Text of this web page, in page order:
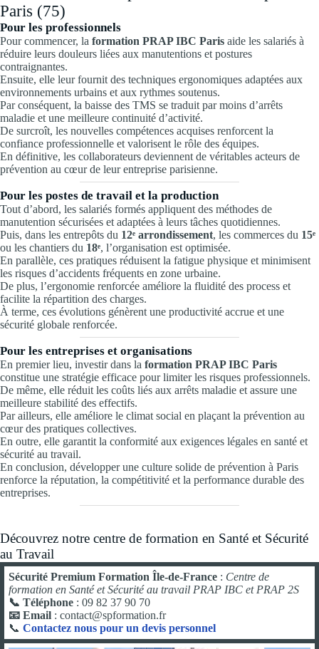
Paris (75)
Pour les professionnels
Pour commencer, la formation PRAP IBC Paris aide les salariés à
réduire leurs douleurs liées aux manutentions et postures
contraignantes.
Ensuite, elle leur fournit des techniques ergonomiques adaptées aux
environnements urbains et aux rythmes soutenus.
Par conséquent, la baisse des TMS se traduit par moins d’arrêts
maladie et une meilleure continuité d’activité.
De surcroît, les nouvelles compétences acquises renforcent la
confiance professionnelle et valorisent le rôle des équipes.
En définitive, les collaborateurs deviennent de véritables acteurs de
prévention au cœur de leur entreprise parisienne.
Pour les postes de travail et la production
Tout d’abord, les salariés formés appliquent des méthodes de
manutention sécurisées et adaptées à leurs tâches quotidiennes.
Puis, dans les entrepôts du 12ᵉ arrondissement, les commerces du 15ᵉ
ou les chantiers du 18ᵉ, l’organisation est optimisée.
En parallèle, ces pratiques réduisent la fatigue physique et minimisent
les risques d’accidents fréquents en zone urbaine.
De plus, l’ergonomie renforcée améliore la fluidité des process et
facilite la répartition des charges.
À terme, ces évolutions génèrent une productivité accrue et une
sécurité globale renforcée.
Pour les entreprises et organisations
En premier lieu, investir dans la formation PRAP IBC Paris
constitue une stratégie efficace pour limiter les risques professionnels.
De même, elle réduit les coûts liés aux arrêts maladie et assure une
meilleure stabilité des effectifs.
Par ailleurs, elle améliore le climat social en plaçant la prévention au
cœur des pratiques collectives.
En outre, elle garantit la conformité aux exigences légales en santé et
sécurité au travail.
En conclusion, développer une culture solide de prévention à Paris
renforce la réputation, la compétitivité et la performance durable des
entreprises.
Découvrez notre centre de formation en Santé et Sécurité
au Travail
Sécurité Premium Formation Île-de-France : Centre de
formation en Santé et Sécurité au travail PRAP IBC et PRAP 2S
📞 Téléphone : 09 82 37 90 70
📧 Email : contact@spformation.fr
📞 Contactez nous pour un devis personnel